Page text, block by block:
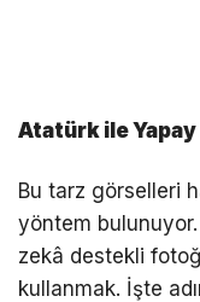
Atatürk ile Yapay
Bu tarz görselleri
yöntem
zekâ destekli
kullanmak. İşte